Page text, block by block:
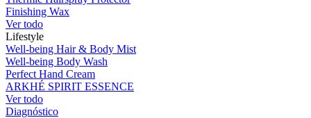
Finishing Wax
Ver todo
Lifestyle
Well-being Hair & Body Mist
Well-being Body Wash
Perfect Hand Cream
ARKHÉ SPIRIT ESSENCE
Ver todo
Diagnóstico